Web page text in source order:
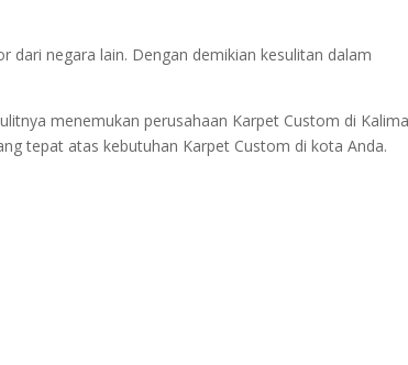
dari negara lain. Dengan demikian kesulitan dalam
menemukan perusahaan Karpet Custom di
tepat atas kebutuhan Karpet Custom di kota Anda.